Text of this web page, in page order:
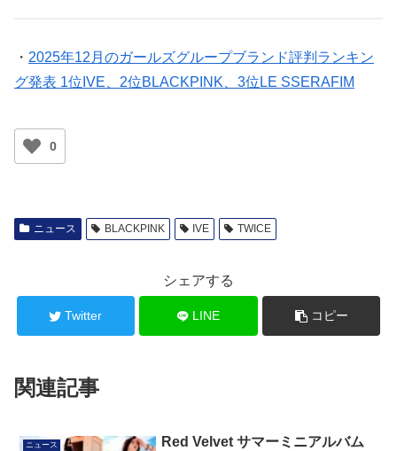
・ 2025年12月のガールズグループブランド評判ランキン
グ発表 1位IVE、2位BLACKPINK、3位LE SSERAFIM
0
ニュース BLACKPINK IVE TWICE
シェアする
Twitter LINE コピー
関連記事
ニュース
Red Velvet サマーミニアルバム